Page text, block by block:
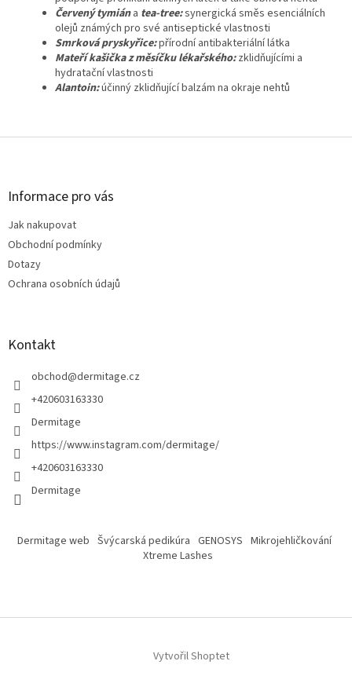
Červený tymián a tea-tree:synergická směs esenciálních
olejů známých pro své antiseptické vlastnosti
Smrková pryskyřice:přírodní antibakteriální látka
Mateří kašička z měsíčku lékařského:zklidňujícími a
hydratační vlastnosti
Alantoin:účinný zklidňující balzám na okraje nehtů
Z
Informace pro vás
Jak nakupovat
Obchodní podmínky
Dotazy
Ochrana osobních údajů
Kontakt
obchod@dermitage.cz
+420603163330
Dermitage
https://www.instagram.com/dermitage/
+420603163330
Dermitage
Dermitage web Švýcarská pedikúra GENOSYS Mikrojehličkování
Xtreme Lashes
Vytvořil Shoptet